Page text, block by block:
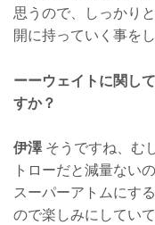
思うので、しっかり
開に持っていく事を
ーーウェイトに関し
すか？
伊澤そうですね、む
トローだと減量ない
スーパーアトムにす
ので楽しみにしてい